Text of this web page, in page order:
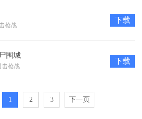
枪战
下载
围城
击枪战
下载
1 2 3 下一页